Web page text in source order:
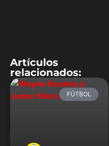
Artículos
relacionados:
FÚTBOL